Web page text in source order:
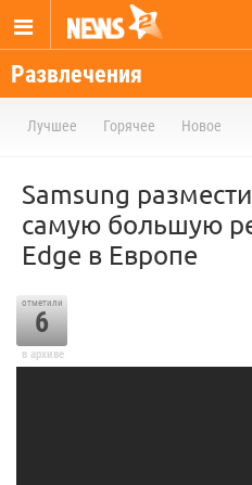
Развлечения
Лучшее Горячее Новое
Samsung
самую большую
Edge в Европе
отметили
6
в архиве